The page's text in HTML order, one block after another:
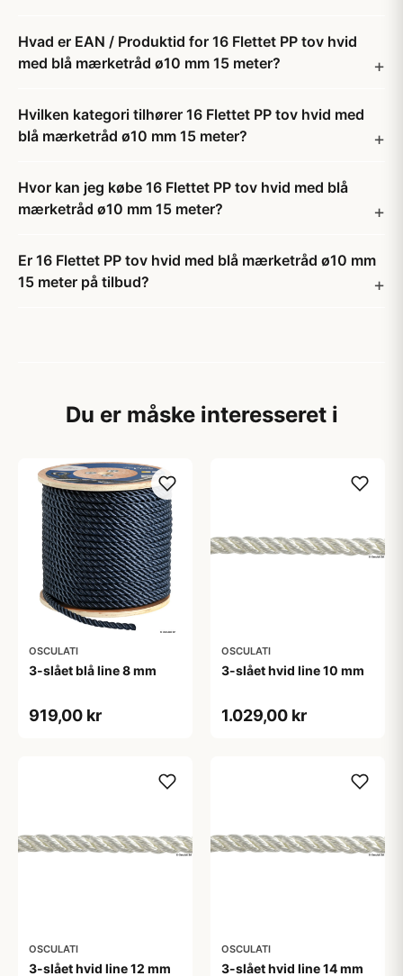
Hvad er EAN / Produktid for 16 Flettet PP tov hvid
med blå mærketråd ø10 mm 15 meter?
Hvilken kategori tilhører 16 Flettet PP tov hvid med
blå mærketråd ø10 mm 15 meter?
Hvor kan jeg købe 16 Flettet PP tov hvid med blå
mærketråd ø10 mm 15 meter?
Er 16 Flettet PP tov hvid med blå mærketråd ø10 mm
15 meter på tilbud?
Du er måske interesseret i
OSCULATI
3-slået blå line 8 mm
919,00 kr
OSCULATI
3-slået hvid line 10 mm
1.029,00 kr
OSCULATI
3-slået hvid line 12 mm
OSCULATI
3-slået hvid line 14 mm